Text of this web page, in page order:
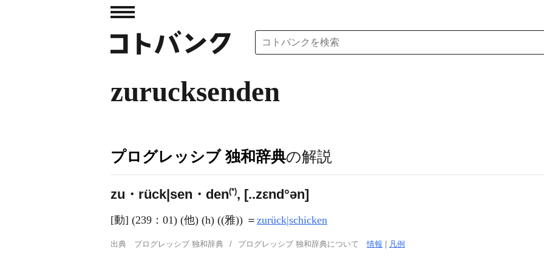
zurucksenden
プログレッシブ 独和辞典の解説
zu・rück|sen・den(*), [..zεnd°ən]
[動] (239：01) (他) (h) ((雅)) ＝ zurück|schicken
出典 プログレッシブ 独和辞典 プログレッシブ 独和辞典について情報 凡例